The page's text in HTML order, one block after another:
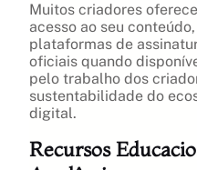
Muitos criadores
acesso ao seu
plataformas de
oficiais quando
pelo trabalho dos
sustentabilidade do
digital.
Recursos